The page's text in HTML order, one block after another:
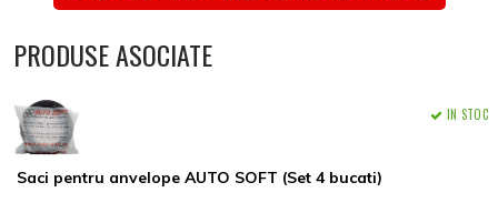
PRODUSE ASOCIATE
Saci pentru anvelope AUTO SOFT (Set 4 bucati)
IN STOC